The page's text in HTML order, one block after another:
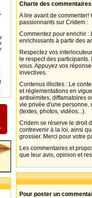
Charte des commentaires
A lire avant de
passionnants sur Cridem :
Commentez pour enrichir :
enrichissants à partir des
Respectez vos
le respect des
vous. Appuyez vos
invectives.
Contenus illicites : Le
et réglementations en
antisémites, diffamatoires
vie privée d'une personne,
(textes, photos, vidéos...).
Cridem se réserve le droit
contrevenir à la loi, ainsi
grossier. Merci pour votre
Les commentaires et
que leur avis, opinion et
Pour poster un